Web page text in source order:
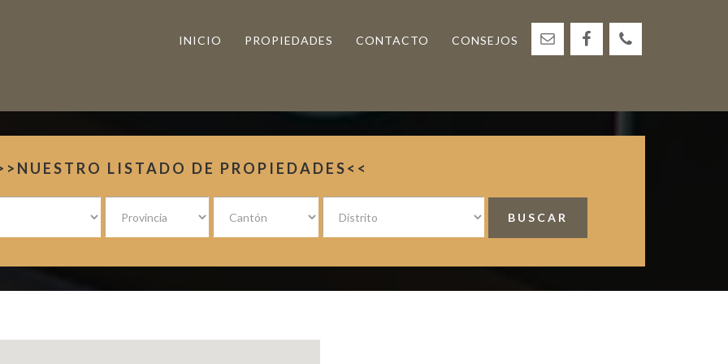
INICIO PROPIEDADES CONTACTO CONSEJOS
LISTADO DE PROPIEDADES<<